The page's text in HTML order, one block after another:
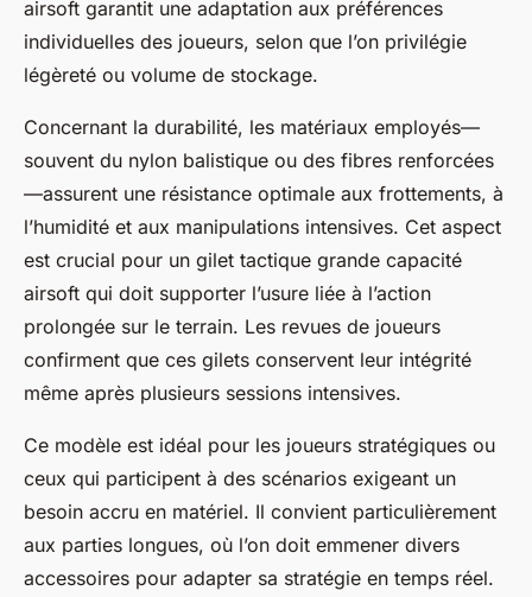
airsoft garantit une adaptation aux préférences
individuelles des joueurs, selon que l’on privilégie
légèreté ou volume de stockage.
Concernant la durabilité, les matériaux employés—
souvent du nylon balistique ou des fibres renforcées
—assurent une résistance optimale aux frottements, à
l’humidité et aux manipulations intensives. Cet aspect
est crucial pour un gilet tactique grande capacité
airsoft qui doit supporter l’usure liée à l’action
prolongée sur le terrain. Les revues de joueurs
confirment que ces gilets conservent leur intégrité
même après plusieurs sessions intensives.
Ce modèle est idéal pour les joueurs stratégiques ou
ceux qui participent à des scénarios exigeant un
besoin accru en matériel. Il convient particulièrement
aux parties longues, où l’on doit emmener divers
accessoires pour adapter sa stratégie en temps réel.